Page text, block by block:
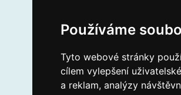
Používáme
Tyto webové stránky
cílem vylepšení
a reklam, analýzy